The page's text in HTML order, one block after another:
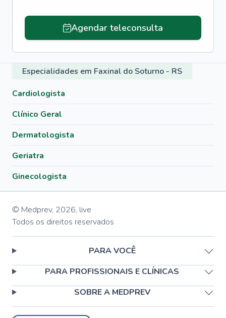
Agendar teleconsulta
Especialidades em Faxinal do Soturno - RS
Cardiologista
Clínico Geral
Dermatologista
Geriatra
Ginecologista
© Medprev, 2026, live
Todos os direitos reservados
PARA VOCÊ
PARA PROFISSIONAIS E CLÍNICAS
SOBRE A MEDPREV